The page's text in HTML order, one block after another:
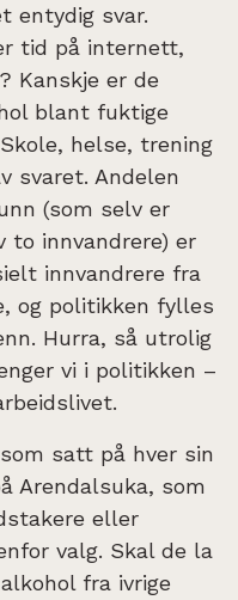
entydig svar.
tid på internett,
Kanskje er de
blant fuktige
helse, trening
svaret. Andelen
(som selv er
to innvandrere) er
innvandrere fra
og politikken fylles
Hurra, så utrolig
vi i politikken –
satt på hver sin
Arendalsuka, som
eller
valg. Skal de la
fra ivrige